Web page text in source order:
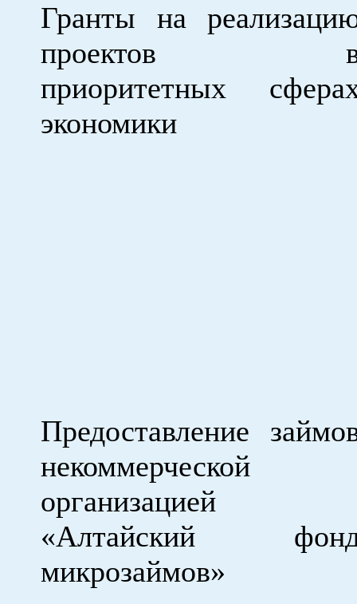
Гранты на
проектов
приоритетных
экономики
Предоставление
некоммерческой
организацией
«Алтайский
микрозаймов»